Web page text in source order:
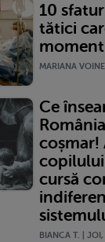
10
tătici
MARIANA
Ce
coșmar!
cursă
BIANCA T. |